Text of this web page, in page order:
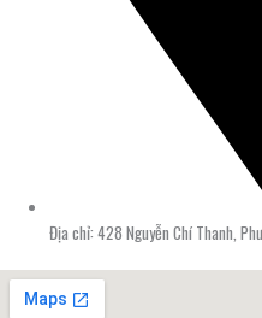
Địa chỉ: 428 Nguyễn Chí Thanh,